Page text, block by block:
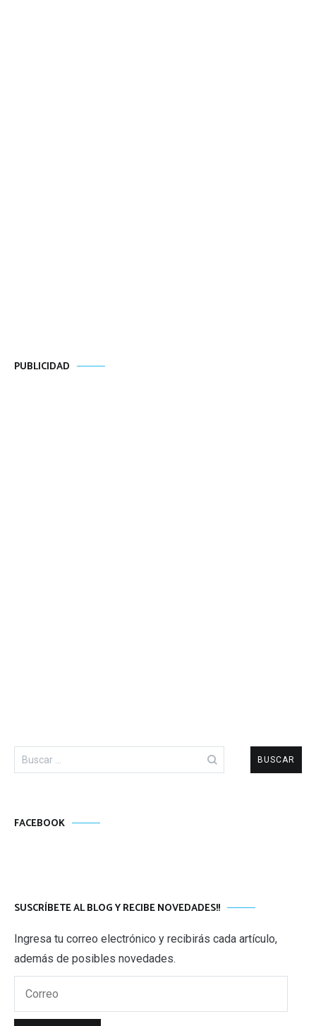
PUBLICIDAD
FACEBOOK
SUSCRÍBETE AL BLOG Y RECIBE NOVEDADES!!
Ingresa tu correo electrónico y recibirás cada artículo,
además de posibles novedades.